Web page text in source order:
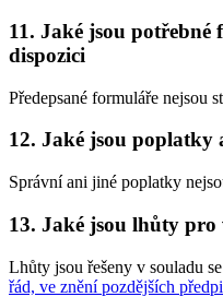
11. Jaké jsou
dispozici
Předepsané formuláře nejsou
12. Jaké jsou poplatky
Správní ani jiné poplatky
13. Jaké jsou lhůty pro
Lhůty jsou řešeny v souladu se
řád, ve znění pozdějších